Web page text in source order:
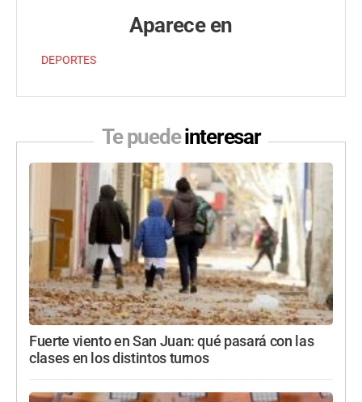
Aparece en
DEPORTES
Te puedeinteresar
Fuerte viento en San Juan: qué pasará con las
clases en los distintos turnos